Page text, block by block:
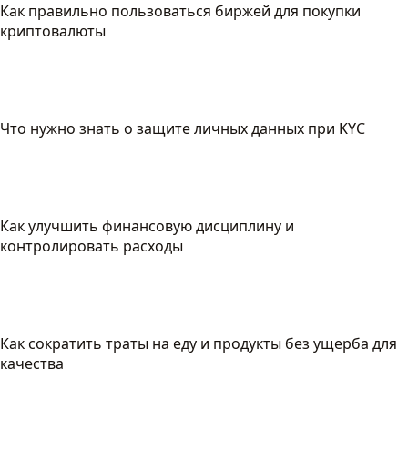
Как правильно пользоваться биржей для покупки
криптовалюты
Что нужно знать о защите личных данных при KYC
Как улучшить финансовую дисциплину и
контролировать расходы
Как сократить траты на еду и продукты без ущерба для
качества